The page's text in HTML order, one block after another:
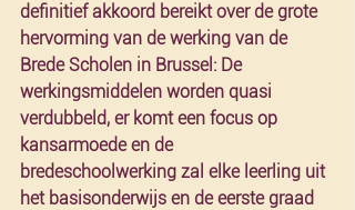
definitief akkoord bereikt over de grote
hervorming van de werking van de
Brede Scholen in Brussel: De
werkingsmiddelen worden quasi
verdubbeld, er komt een focus op
kansarmoede en de
bredeschoolwerking zal elke leerling uit
het basisonderwijs en de eerste graad